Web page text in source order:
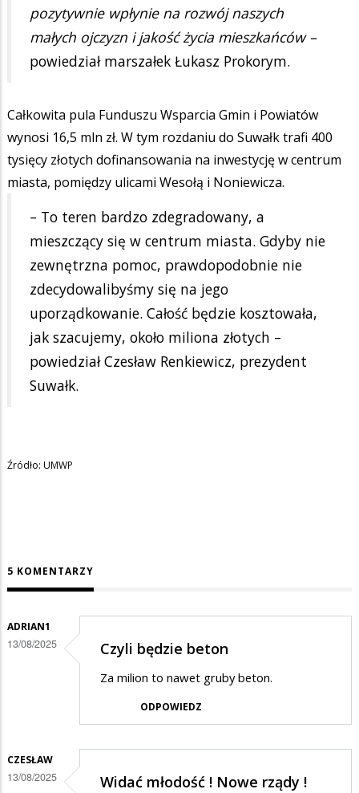
pozytywnie wpłynie na rozwój naszych
małych ojczyzn i jakość życia mieszkańców –
powiedział marszałek Łukasz Prokorym.
Całkowita pula Funduszu Wsparcia Gmin i Powiatów
wynosi 16,5 mln zł. W tym rozdaniu do Suwałk trafi 400
tysięcy złotych dofinansowania na inwestycję w centrum
miasta, pomiędzy ulicami Wesołą i Noniewicza.
– To teren bardzo zdegradowany, a
mieszczący się w centrum miasta. Gdyby nie
zewnętrzna pomoc, prawdopodobnie nie
zdecydowalibyśmy się na jego
uporządkowanie. Całość będzie kosztowała,
jak szacujemy, około miliona złotych –
powiedział Czesław Renkiewicz, prezydent
Suwałk.
Źródło: UMWP
5 KOMENTARZY
ADRIAN1
13/08/2025 Czyli będzie beton
Za milion to nawet gruby beton.
ODPOWIEDZ
CZESŁAW
13/08/2025 Widać młodość ! Nowe rządy !